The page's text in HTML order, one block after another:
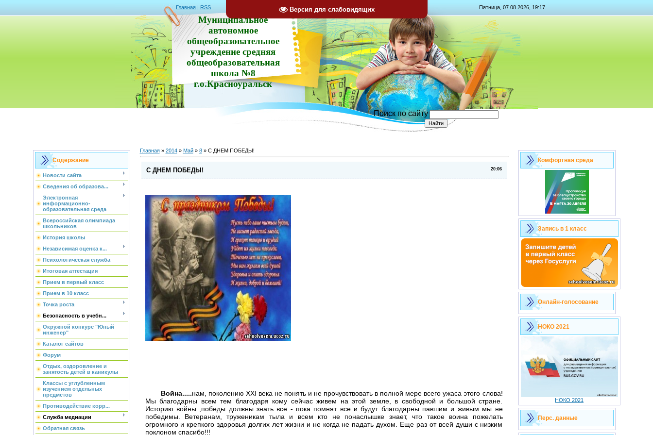
Версия для слабовидящих
Главная | RSS Пятница, 07.08.2026, 19:17
Муниципальное
автономное
общеобразовательное
учреждение средняя
общеобразовательная
школа №8
г.о.Красноуральск
Поиск по сайту
Содержание
Новости сайта
Сведения об образова...
Электронная
информационно-
образовательная среда
Всероссийская олимпиада
школьников
История школы
Независимая оценка к...
Психологическая служба
Итоговая аттестация
Прием в первый класс
Прием в 10 класс
Точка роста
Безопасность в учебн...
Окружной конкурс "Юный
инженер"
Каталог сайтов
Форум
Отдых, оздоровление и
занятость детей в каникулы
Классы с углубленным
изучением отдельных
предметов
Противодействие корр...
Служба медиации
Обратная связь
Главная» 2014 » Май » 8» С ДНЕМ ПОБЕДЫ!
20:06
С ДНЕМ ПОБЕДЫ!
Война.....нам, поколению XXI века не понять и не прочувствовать в полной мере всего ужаса этого слова!
Мы благодарны всем тем благодаря кому сейчас живем на этой земле, в свободной и большой стране.
Историю войны ,победы должны знать все - пока помнят все и будут благодарны павшим и живым мы не
победимы. Ветеранам, труженикам тыла и всем кто не понаслышке знает, что такое воина пожелать
огромного и крепкого здоровья долгих лет жизни и не когда не падать духом. Еще раз от всей души с низким
поклоном спасибо!!!
Комфортная среда
Запись в 1 класс
Онлайн-голосование
НОКО 2021
НОКО 2021
Перс. данные